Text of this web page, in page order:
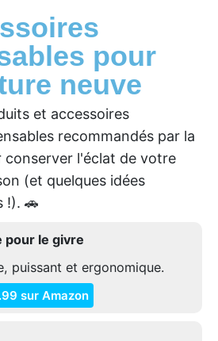
pour
neuve
et accessoires
recommandés par la
conserver l'éclat de votre
(et quelques idées
!). 🚗
pour le givre
puissant et ergonomique.
sur Amazon